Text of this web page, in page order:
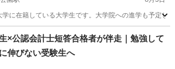
に在籍している大学生です。大学院への進学も予定し
動物公園駅 家庭教師 定期テスト
×公認会計士短答合格者が伴走｜勉強して
伸びない受験生へ